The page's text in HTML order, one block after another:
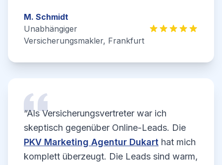
M. Schmidt
Unabhängiger
Versicherungsmakler, Frankfurt
“Als Versicherungsvertreter war ich
skeptisch gegenüber Online-Leads. Die
PKV Marketing Agentur Dukart hat mich
komplett überzeugt. Die Leads sind warm,